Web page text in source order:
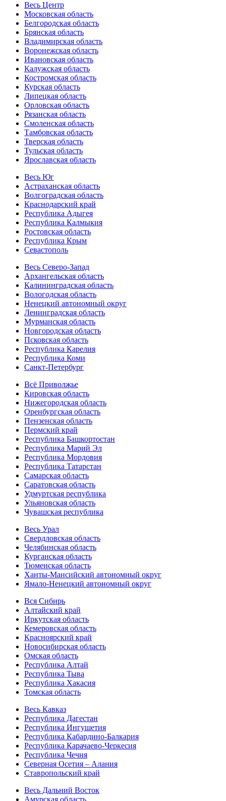
Весь Центр
Московская область
Белгородская область
Брянская область
Владимирская область
Воронежская область
Ивановская область
Калужская область
Костромская область
Курская область
Липецкая область
Орловская область
Рязанская область
Смоленская область
Тамбовская область
Тверская область
Тульская область
Ярославская область
Весь Юг
Астраханская область
Волгоградская область
Краснодарский край
Республика Адыгея
Республика Калмыкия
Ростовская область
Республика Крым
Севастополь
Весь Северо-Запад
Архангельская область
Калининградская область
Вологодская область
Ненецкий автономный округ
Ленинградская область
Мурманская область
Новгородская область
Псковская область
Республика Карелия
Республика Коми
Санкт-Петербург
Всё Приволжье
Кировская область
Нижегородская область
Оренбургская область
Пензенская область
Пермский край
Республика Башкортостан
Республика Марий Эл
Республика Мордовия
Республика Татарстан
Самарская область
Саратовская область
Удмуртская республика
Ульяновская область
Чувашская республика
Весь Урал
Свердловская область
Челябинская область
Курганская область
Тюменская область
Ханты-Мансийский автономный округ
Ямало-Ненецкий автономный округ
Вся Сибирь
Алтайский край
Иркутская область
Кемеровская область
Красноярский край
Новосибирская область
Омская область
Республика Алтай
Республика Тыва
Республика Хакасия
Томская область
Весь Кавказ
Республика Дагестан
Республика Ингушетия
Республика Кабардино-Балкария
Республика Карачаево-Черкесия
Республика Чечня
Северная Осетия – Алания
Ставропольский край
Весь Дальний Восток
Амурская область